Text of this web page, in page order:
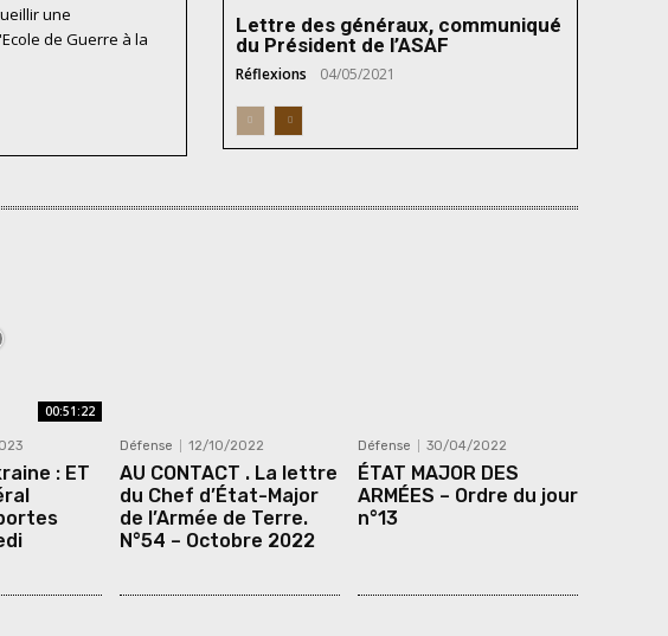
une
de Guerre à la
Lettre des généraux, communiqué
du Président de l’ASAF
Réflexions 04/05/2021
00:51:22
: ET
Défense 12/10/2022
AU CONTACT . La lettre
du Chef d’État-Major
de l’Armée de Terre.
N°54 – Octobre 2022
Défense 30/04/2022
ÉTAT MAJOR DES
ARMÉES – Ordre du jour
n°13